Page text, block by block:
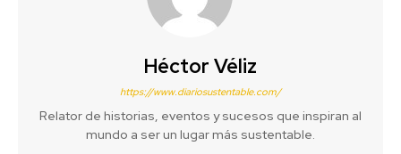
Héctor Véliz
https://www.diariosustentable.com/
Relator de historias, eventos y sucesos que inspiran al
mundo a ser un lugar más sustentable.